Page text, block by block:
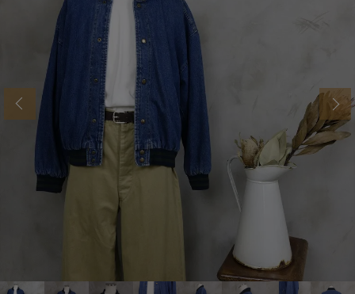
ご利用ガイド
店舗紹介
ブランドから探す スタッフコーディネート
年代から探す 古着卸DOCK
メンズ商品カテゴリーから探す
Outer